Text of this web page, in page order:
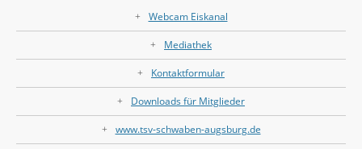
Webcam Eiskanal
Mediathek
Kontaktformular
Downloads für Mitglieder
www.tsv-schwaben-augsburg.de